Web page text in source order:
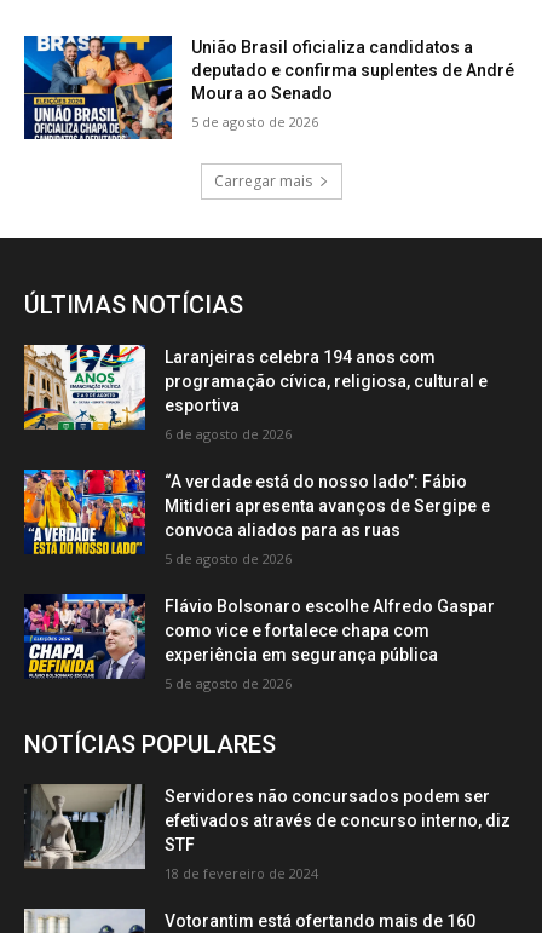
União Brasil oficializa candidatos a
deputado e confirma suplentes de André
Moura ao Senado
5 de agosto de 2026
Carregar mais
ÚLTIMAS NOTÍCIAS
Laranjeiras celebra 194 anos com
programação cívica, religiosa, cultural e
esportiva
6 de agosto de 2026
“A verdade está do nosso lado”: Fábio
Mitidieri apresenta avanços de Sergipe e
convoca aliados para as ruas
5 de agosto de 2026
Flávio Bolsonaro escolhe Alfredo Gaspar
como vice e fortalece chapa com
experiência em segurança pública
5 de agosto de 2026
NOTÍCIAS POPULARES
Servidores não concursados podem ser
efetivados através de concurso interno, diz
STF
18 de fevereiro de 2024
Votorantim está ofertando mais de 160